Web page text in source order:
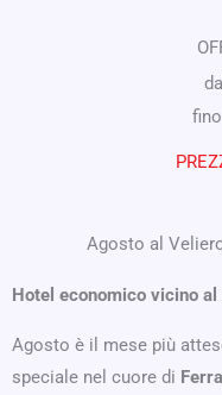
Agosto al
Hotel economico vicino
Agosto è il mese più
speciale nel cuore di